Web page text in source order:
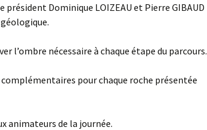
président Dominique LOIZEAU et Pierre GIBAUD
l’ombre nécessaire à chaque étape du parcours.
pour chaque roche présentée
animateurs de la journée.